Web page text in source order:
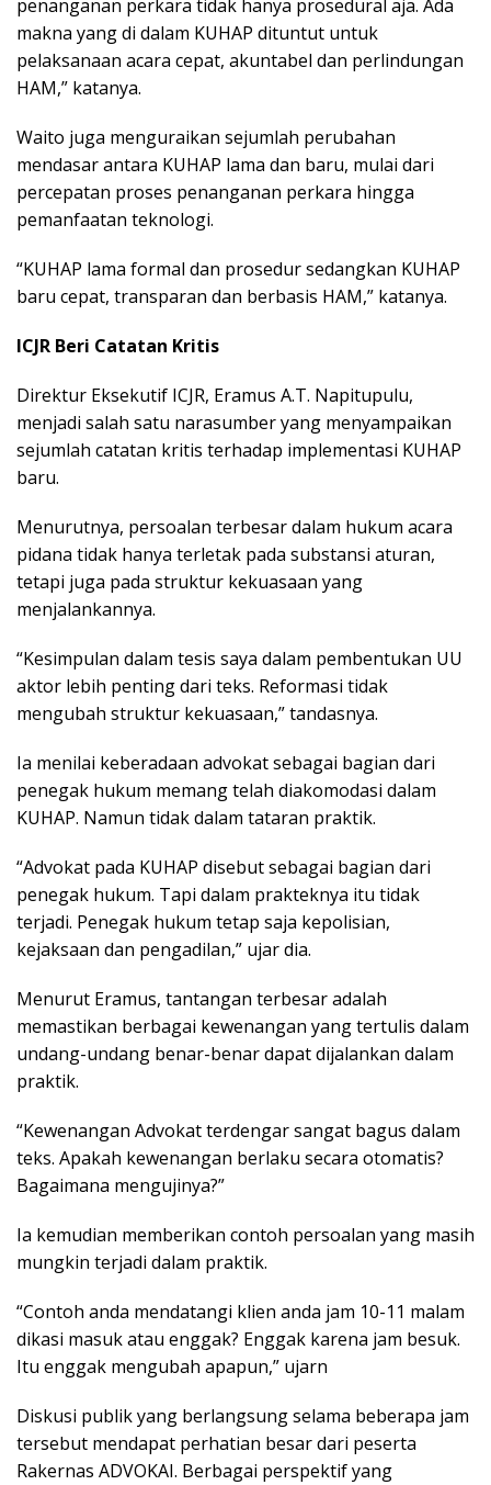
penanganan perkara tidak hanya prosedural aja. Ada
makna yang di dalam KUHAP dituntut untuk
pelaksanaan acara cepat, akuntabel dan perlindungan
HAM,” katanya.
Waito juga menguraikan sejumlah perubahan
mendasar antara KUHAP lama dan baru, mulai dari
percepatan proses penanganan perkara hingga
pemanfaatan teknologi.
“KUHAP lama formal dan prosedur sedangkan KUHAP
baru cepat, transparan dan berbasis HAM,” katanya.
ICJR Beri Catatan Kritis
Direktur Eksekutif ICJR, Eramus A.T. Napitupulu,
menjadi salah satu narasumber yang menyampaikan
sejumlah catatan kritis terhadap implementasi KUHAP
baru.
Menurutnya, persoalan terbesar dalam hukum acara
pidana tidak hanya terletak pada substansi aturan,
tetapi juga pada struktur kekuasaan yang
menjalankannya.
“Kesimpulan dalam tesis saya dalam pembentukan UU
aktor lebih penting dari teks. Reformasi tidak
mengubah struktur kekuasaan,” tandasnya.
Ia menilai keberadaan advokat sebagai bagian dari
penegak hukum memang telah diakomodasi dalam
KUHAP. Namun tidak dalam tataran praktik.
“Advokat pada KUHAP disebut sebagai bagian dari
penegak hukum. Tapi dalam prakteknya itu tidak
terjadi. Penegak hukum tetap saja kepolisian,
kejaksaan dan pengadilan,” ujar dia.
Menurut Eramus, tantangan terbesar adalah
memastikan berbagai kewenangan yang tertulis dalam
undang-undang benar-benar dapat dijalankan dalam
praktik.
“Kewenangan Advokat terdengar sangat bagus dalam
teks. Apakah kewenangan berlaku secara otomatis?
Bagaimana mengujinya?”
Ia kemudian memberikan contoh persoalan yang masih
mungkin terjadi dalam praktik.
“Contoh anda mendatangi klien anda jam 10-11 malam
dikasi masuk atau enggak? Enggak karena jam besuk.
Itu enggak mengubah apapun,” ujarn
Diskusi publik yang berlangsung selama beberapa jam
tersebut mendapat perhatian besar dari peserta
Rakernas ADVOKAI. Berbagai perspektif yang